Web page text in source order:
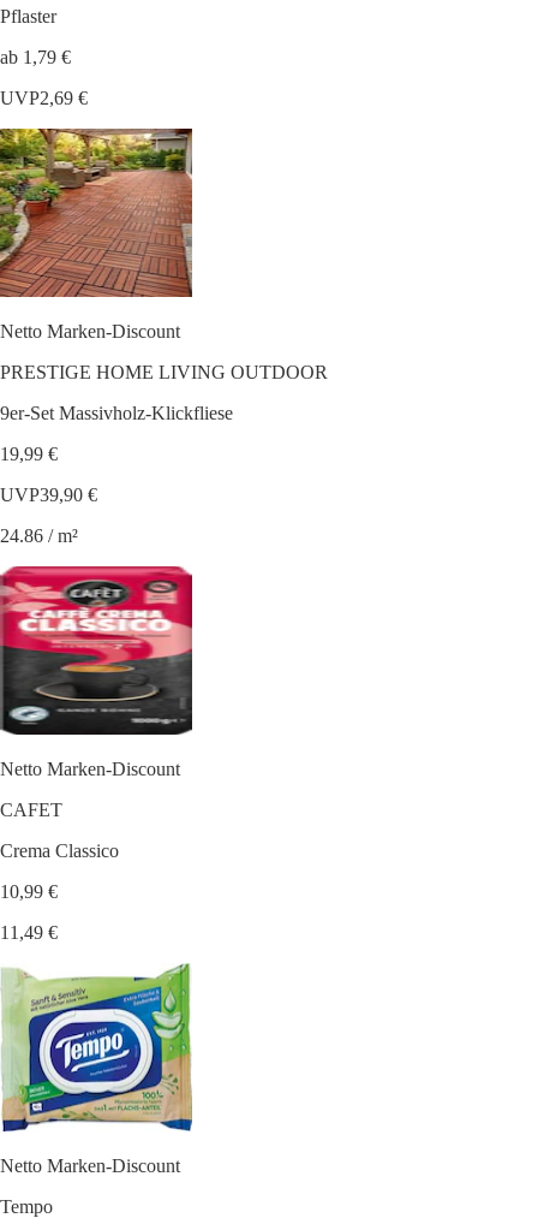
Pflaster
ab 1,79 €
UVP2,69 €
Netto Marken-Discount
PRESTIGE HOME LIVING OUTDOOR
9er-Set Massivholz-Klickfliese
19,99 €
UVP39,90 €
24.86 / m²
Netto Marken-Discount
CAFET
Crema Classico
10,99 €
11,49 €
Netto Marken-Discount
Tempo